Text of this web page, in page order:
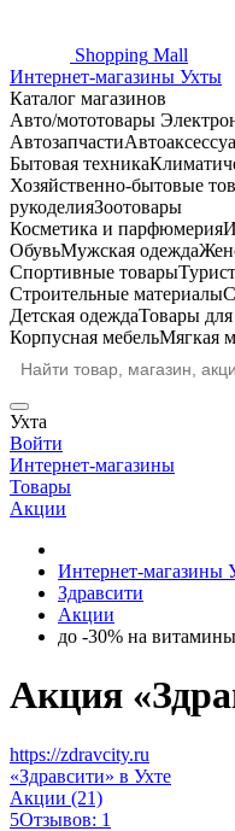
Shopping Mall
Интернет-магазины Ухты
Каталог магазинов
Авто/мототовары
Автозапчасти
Бытовая техника
Хозяйственно-бытовые
рукоделияЗоотовары
Косметика и парфюмерия
ОбувьМужская одежда
Спортивные товары
Строительные материалы
Детская одеждаТовары
Корпусная мебельМягкая
Ухта
Войти
Интернет-магазины
Товары
Акции
Интернет-магазины
Здравсити
Акции
до -30% на витамины
Акция
https://zdravcity.ru
«Здравсити» в Ухте
Акции (21)
5Отзывов: 1